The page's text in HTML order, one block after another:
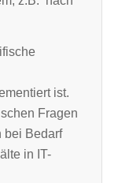
ist.
Fragen
bei Bedarf
in IT-